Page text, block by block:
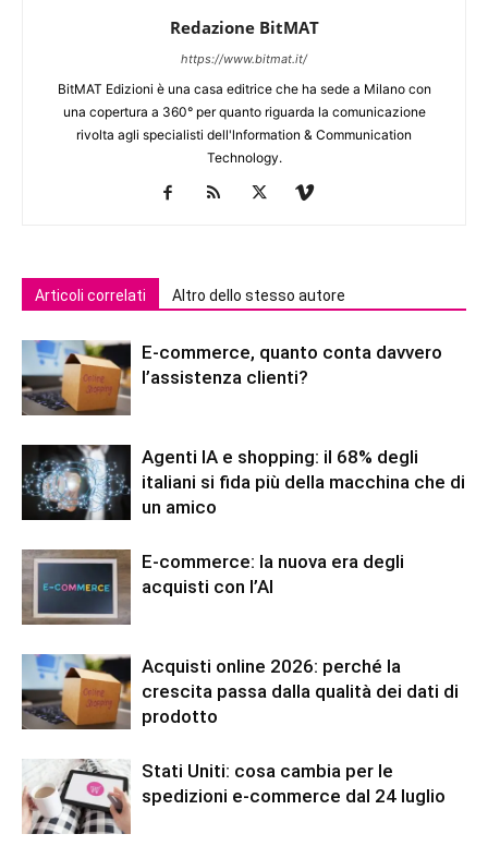
Redazione BitMAT
https://www.bitmat.it/
BitMAT Edizioni è una casa editrice che ha sede a Milano con
una copertura a 360° per quanto riguarda la comunicazione
rivolta agli specialisti dell'lnformation & Communication
Technology.
Articoli correlati Altro dello stesso autore
E-commerce, quanto conta davvero
l’assistenza clienti?
Agenti IA e shopping: il 68% degli
italiani si fida più della macchina che di
un amico
E-commerce: la nuova era degli
acquisti con l’AI
Acquisti online 2026: perché la
crescita passa dalla qualità dei dati di
prodotto
Stati Uniti: cosa cambia per le
spedizioni e-commerce dal 24 luglio